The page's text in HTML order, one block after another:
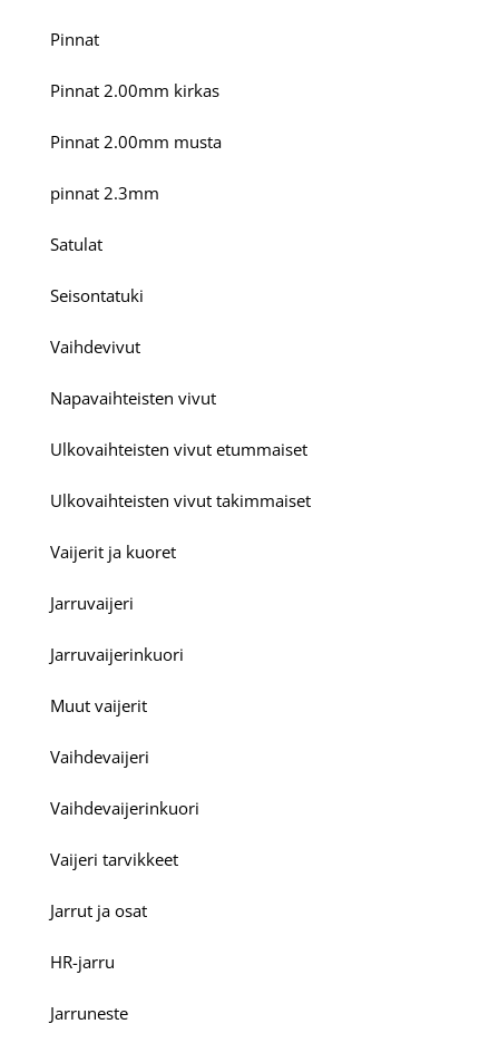
Pinnat
Pinnat 2.00mm kirkas
Pinnat 2.00mm musta
pinnat 2.3mm
Satulat
Seisontatuki
Vaihdevivut
Napavaihteisten vivut
Ulkovaihteisten vivut etummaiset
Ulkovaihteisten vivut takimmaiset
Vaijerit ja kuoret
Jarruvaijeri
Jarruvaijerinkuori
Muut vaijerit
Vaihdevaijeri
Vaihdevaijerinkuori
Vaijeri tarvikkeet
Jarrut ja osat
HR-jarru
Jarruneste